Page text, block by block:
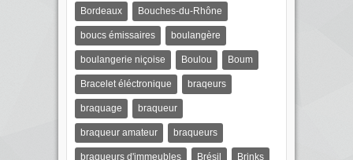
Bordeaux Bouches-du-Rhône
boucs émissaires boulangère
boulangerie niçoise Boulou Boum
Bracelet éléctronique braqeurs
braquage braqueur
braqueur amateur braqueurs
braqueurs d'immeubles Brésil Brinks